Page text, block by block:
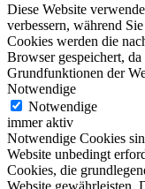
Diese Website
verbessern, während
Cookies werden die
Browser gespeichert,
Grundfunktionen der
Notwendige
Notwendige
immer aktiv
Notwendige Cookies
Website unbedingt
Cookies, die